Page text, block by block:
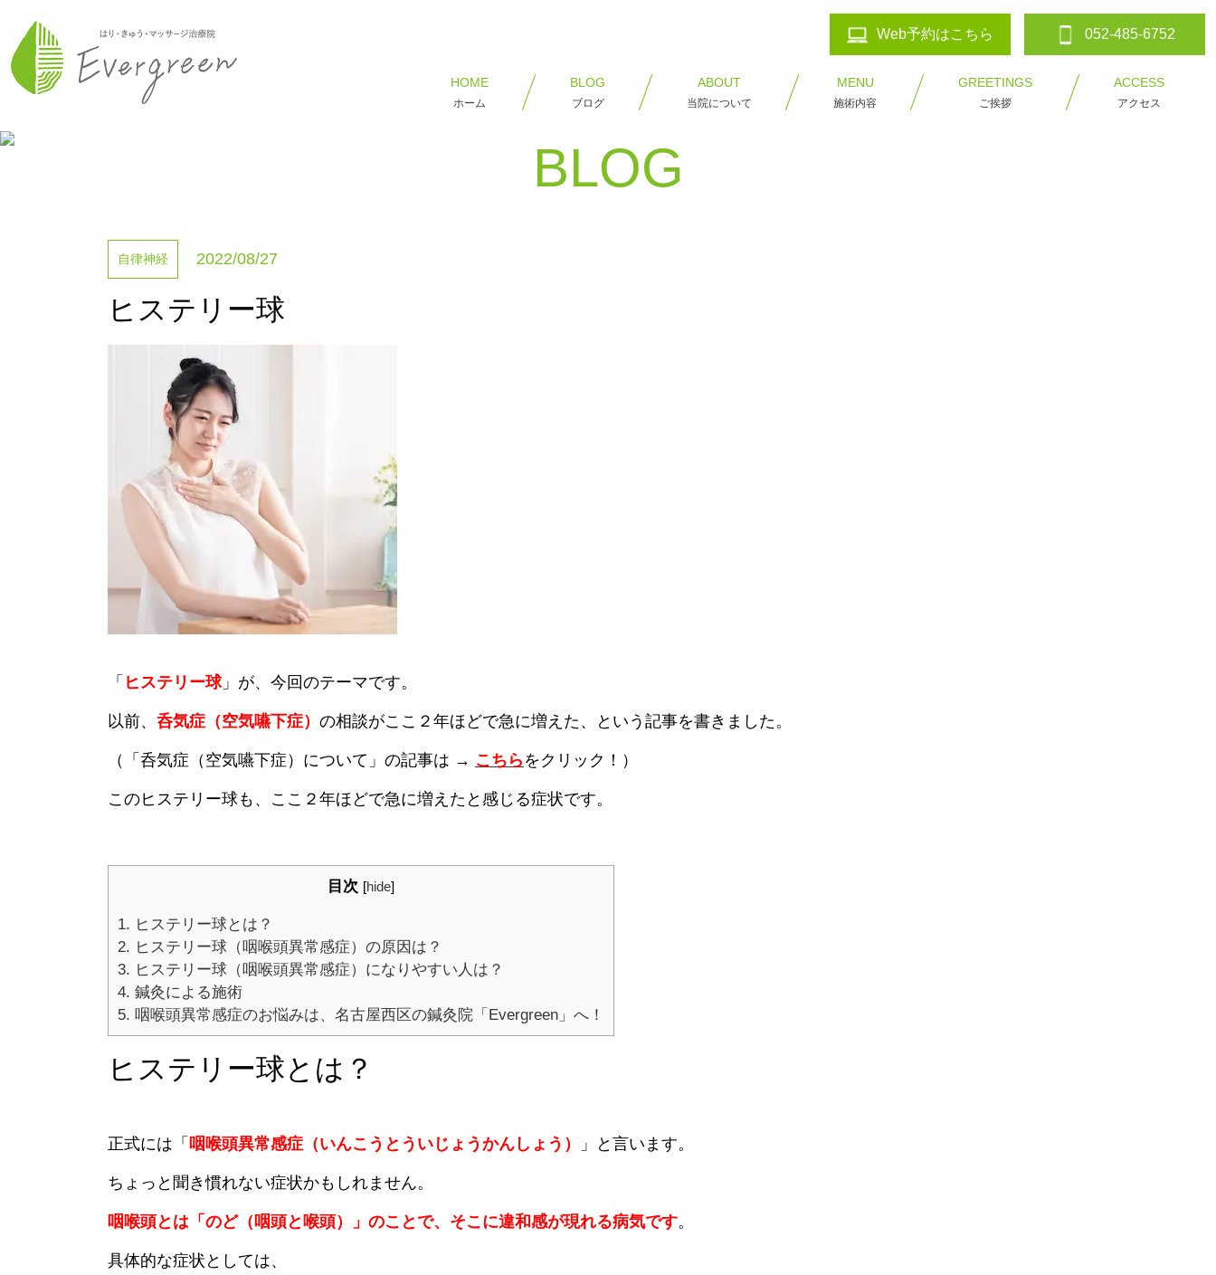
Web予約はこちら 052-485-6752
HOME
ホーム
BLOG
ブログ
ABOUT
当院について
MENU
施術内容
GREETINGS
ご挨拶
ACCESS
アクセス
BLOG
自律神経 2022/08/27
ヒステリー球
「 ヒステリー球」が、今回のテーマです。
以前、 呑気症（空気嚥下症） の相談がここ２年ほどで急に増えた、という記事を書きました。
（「呑気症（空気嚥下症）について」の記事は → こちら をクリック！）
このヒステリー球も、ここ２年ほどで急に増えたと感じる症状です。
目次 [hide]
1. ヒステリー球とは？
2. ヒステリー球（咽喉頭異常感症）の原因は？
3. ヒステリー球（咽喉頭異常感症）になりやすい人は？
4. 鍼灸による施術
5. 咽喉頭異常感症のお悩みは、名古屋西区の鍼灸院「Evergreen」へ！
ヒステリー球とは？
正式には「 咽喉頭異常感症（いんこうとういじょうかんしょう） 」と言います。
ちょっと聞き慣れない症状かもしれません。
咽喉頭とは「のど（咽頭と喉頭）」のことで、そこに違和感が現れる病気です。
具体的な症状としては、